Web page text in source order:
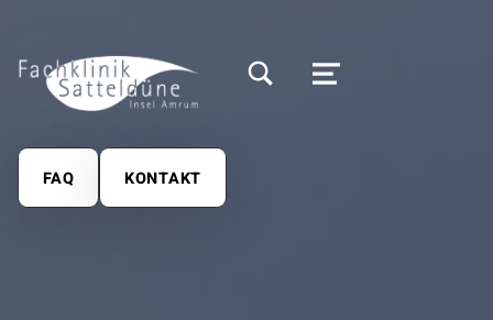
MODALES SUCHFELD UMSCHALTEN
MENÜ
FAQ KONTAKT